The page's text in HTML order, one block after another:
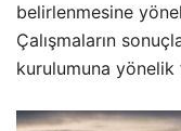
belirlenmesine
Çalışmaların
kurulumuna